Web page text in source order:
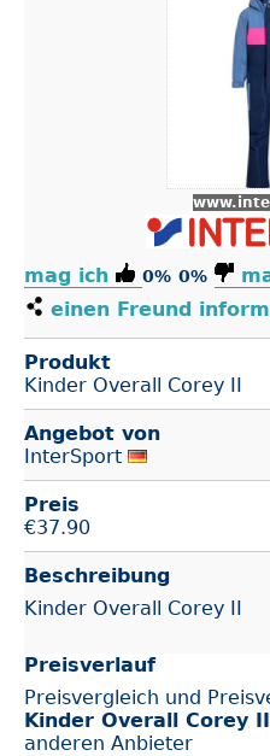
mag ich 0% 0%
einen Freund
Produkt
Kinder Overall Corey II
Angebot von
InterSport
Preis
€37.90
Beschreibung
Kinder Overall Corey II
Preisverlauf
Preisvergleich und
Kinder Overall Corey II
anderen Anbieter